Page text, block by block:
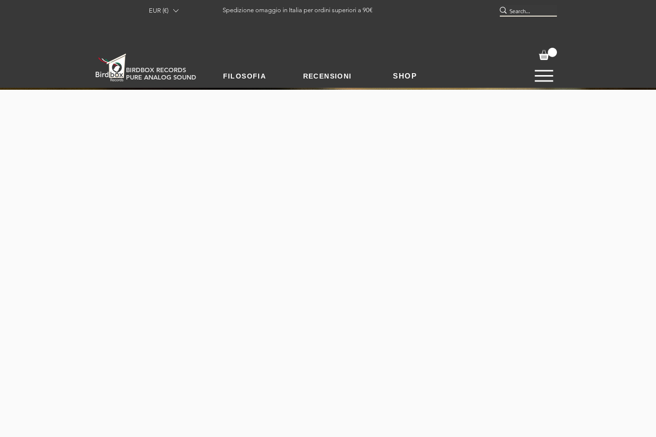
EUR (€) Spedizione omaggio in Italia per ordini superiori a 90€
BIRDBOX RECORDS
PURE ANALOG SOUND
FILOSOFIA RECENSIONI SHOP